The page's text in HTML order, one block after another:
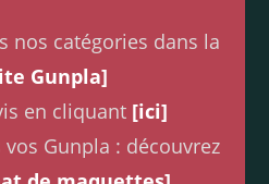
nos catégories dans la
Gunpla]
en cliquant [ici]
Gunpla : découvrez